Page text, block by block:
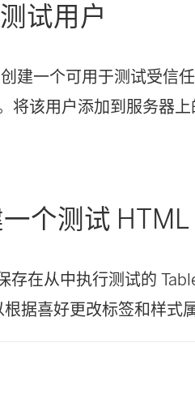
试用户
建一个可用于测试受信
将该用户添加到服务器上
个测试 HTML
存在从中执行测试的
据喜好更改标签和样式属